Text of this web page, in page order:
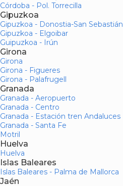
Córdoba - Pol. Torrecilla
Gipuzkoa
Gipuzkoa - Donostia-San Sebastián
Gipuzkoa - Elgoibar
Guipuzkoa - Irún
Girona
Girona
Girona - Figueres
Girona - Palafrugell
Granada
Granada - Aeropuerto
Granada - Centro
Granada - Estación tren Andaluces
Granada - Santa Fe
Motril
Huelva
Huelva
Islas Baleares
Islas Baleares - Palma de Mallorca
Jaén